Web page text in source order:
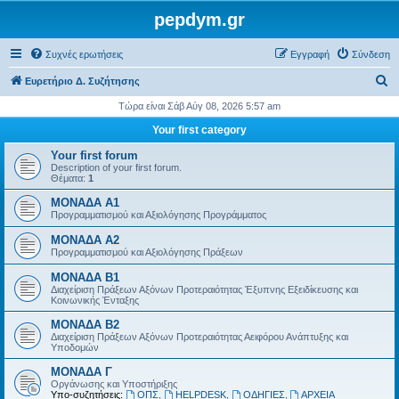
pepdym.gr
Συχνές ερωτήσεις Σύνδεση
Εγγραφή
Ευρετήριο Δ. Συζήτησης
ζ
τ
σ
Τώρα είναι Σάβ Αύγ 08, 2026 5:57 am
Your first category
Your first forum
Description of your first forum.
Θέματα: 1
ΜΟΝΑΔΑ Α1
Προγραμματισμού και Αξιολόγησης Προγράμματος
ΜΟΝΑΔΑ Α2
Προγραμματισμού και Αξιολόγησης Πράξεων
ΜΟΝΑΔΑ Β1
Διαχείριση Πράξεων Αξόνων Προτεραιότητας Έξυπνης Εξειδίκευσης και
Κοινωνικής Ένταξης
ΜΟΝΑΔΑ Β2
Διαχείριση Πράξεων Αξόνων Προτεραιότητας Αειφόρου Ανάπτυξης και
Υποδομών
ΜΟΝΑΔΑ Γ
Οργάνωσης και Υποστήριξης
Υπο-συζητήσεις:
ΟΠΣ HELPDESK, ΟΔΗΓΙΕΣ ΑΡΧΕΙΑ